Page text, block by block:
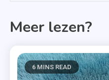
Meer lezen?
6 MINS READ